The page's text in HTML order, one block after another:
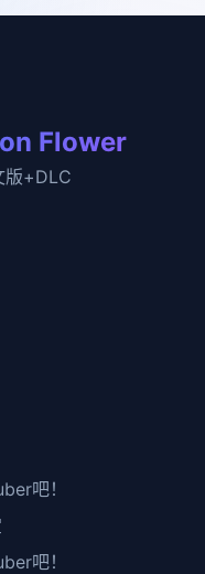
Flower
版+DLC
吧！
吧！